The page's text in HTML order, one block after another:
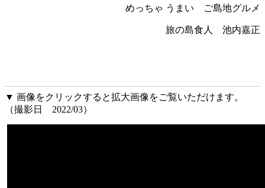
めっちゃ うまい ご島地グルメ
旅の島食人 池内嘉正
▼ 画像をクリックすると拡大画像をご覧いただけます。
（撮影日 2022/03）